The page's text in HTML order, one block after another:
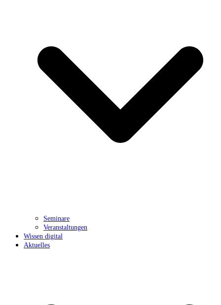
Seminare
Veranstaltungen
Wissen digital
Aktuelles